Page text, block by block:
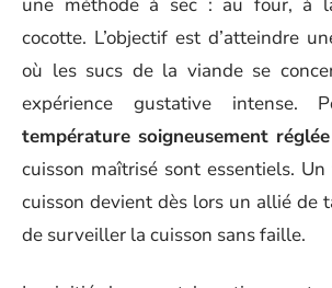
cocotte. L’objectif est d’atteindre
où les sucs de la viande se
expérience gustative intense.
température soigneusement réglée
cuisson maîtrisé sont essentiels.
cuisson devient dès lors un allié de
de surveiller la cuisson sans faille.